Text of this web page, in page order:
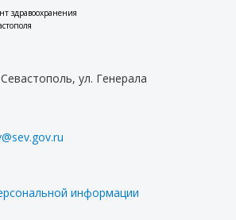
здравоохранения
ул. Генерала
информации